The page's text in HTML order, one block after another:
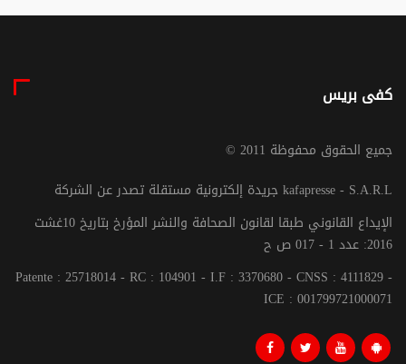
كفى بريس
© جميع الحقوق محفوظة 2011
جريدة إلكترونية مستقلة تصدر عن الشركة kafapresse - S.A.R.L
الإيداع القانوني طبقا لقانون الصحافة والنشر المؤرخ بتاريخ 10غشت
2016: عدد 1 - 017 ص ح
Patente : 25718014 - RC : 104901 - I.F : 3370680 - CNSS : 4111829 -
ICE : 001799721000071